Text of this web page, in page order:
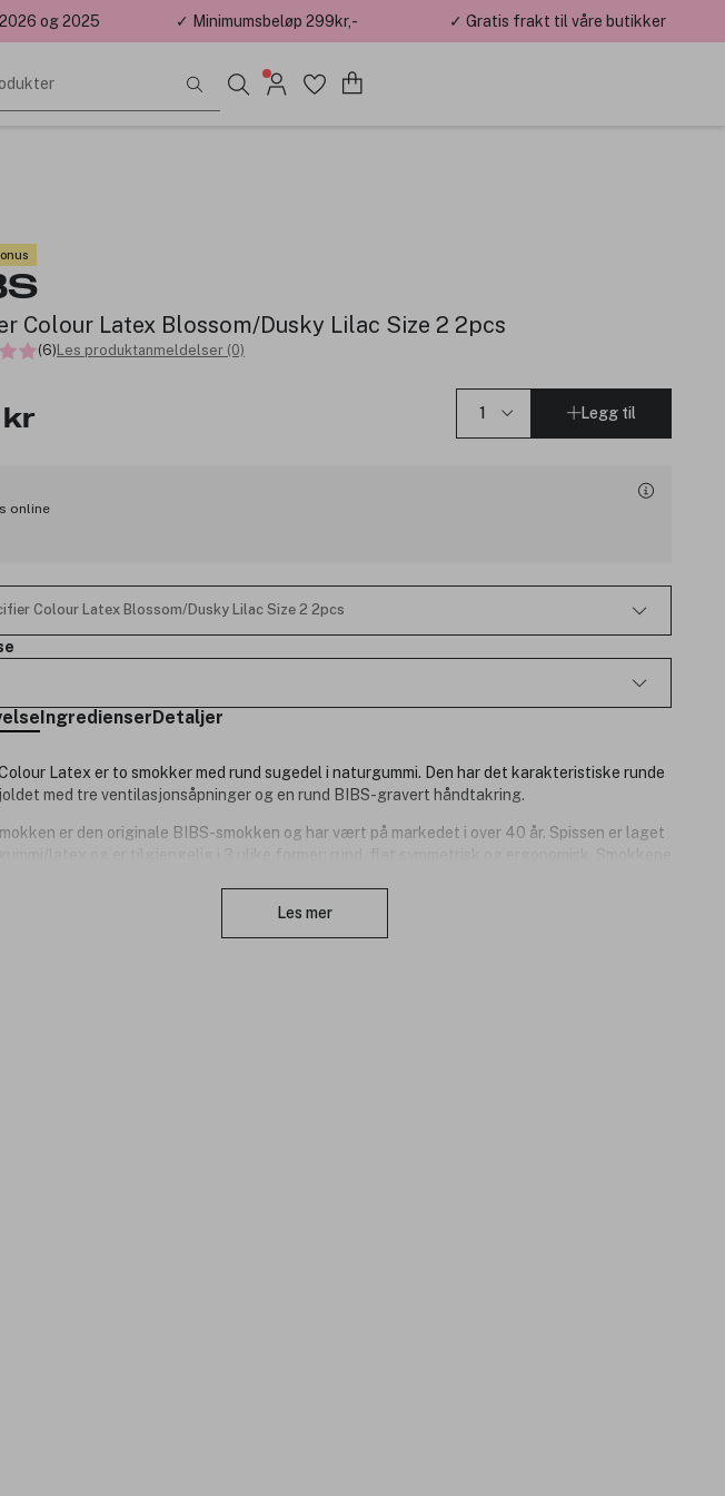
og 2025 ✓ Minimumsbeløp 299kr,- ✓ Gratis frakt til våre butikker
Colour Latex Blossom/Dusky Lilac Size 2 2pcs
(6) Les produktanmeldelser (0)
kr Legg til
online
Colour Latex Blossom/Dusky Lilac Size 2 2pcs
IngredienserDetaljer
Latex er to smokker med rund sugedel i naturgummi. Den har det karakteristiske runde
med tre ventilasjonsåpninger og en rund BIBS-gravert håndtakring.
er den originale BIBS-smokken og har vært på markedet i over 40 år. Spissen er laget
Les mer